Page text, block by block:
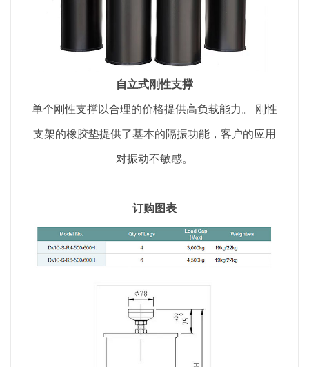
自立式刚性支撑
单个刚性支撑以合理的价格提供高负载能力。 刚性
支架的橡胶垫提供了基本的隔振功能，客户的应用
对振动不敏感。
订购图表